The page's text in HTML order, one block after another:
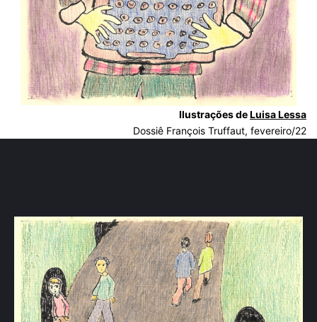
Ilustrações deLuisa Lessa
Dossiê François Truffaut, fevereiro/22